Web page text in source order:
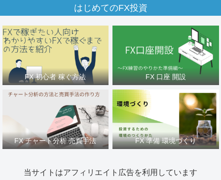
はじめてのFX投資
FX 初心者 稼ぐ方法 FX 口座 開設
FX チャート分析 売買手法 FX 準備 環境づくり
当サイトはアフィリエイト広告を利用しています